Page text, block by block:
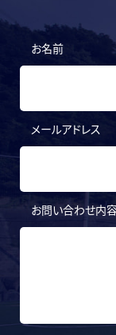
お名前
メールアドレス
お問い合わせ内